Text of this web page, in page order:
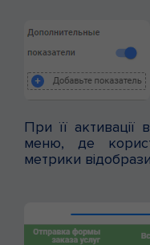
При її активації
меню, де
метрики